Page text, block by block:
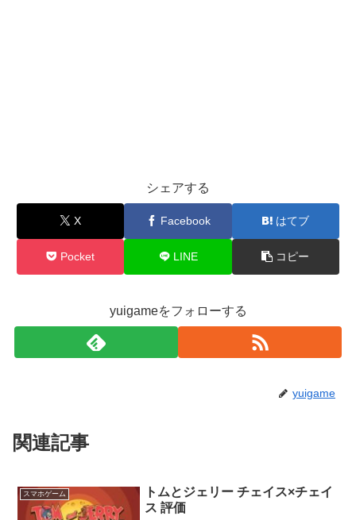
シェアする
X Facebook はてブ
Pocket LINE コピー
yuigameをフォローする
yuigame
関連記事
スマホゲーム
トムとジェリー チェイス×チェイ
ス 評価